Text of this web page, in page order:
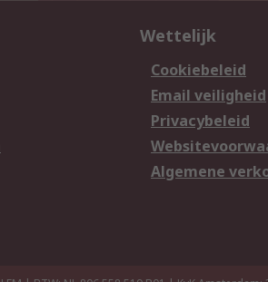
Wettelijk
Cookiebeleid
Email veiligheid
Privacybeleid
Algemene